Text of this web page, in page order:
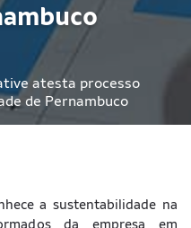
atesta processo
de Pernambuco
a sustentabilidade na
da empresa em